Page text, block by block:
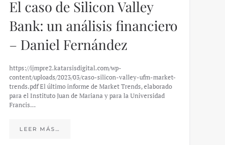
El caso de Silicon Valley
Bank: un análisis financiero
– Daniel Fernández
https://ijmpre2.katarsisdigital.com/wp-
content/uploads/2023/03/caso-silicon-valley-ufm-market-
trends.pdf El último informe de Market Trends, elaborado
para el Instituto Juan de Mariana y para la Universidad
Francis…
LEER MÁS…